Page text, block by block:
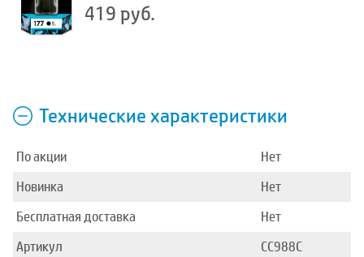
419 руб.
Технические характеристики
По акции
Нет
Новинка
Нет
Бесплатная доставка
Нет
Артикул
CC988C